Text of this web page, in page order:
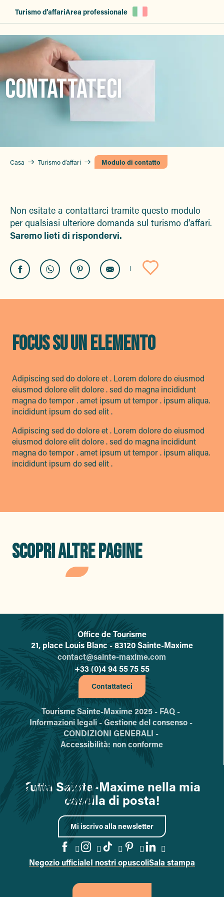
principal
Turismo d’affariArea professionale
CONTATTATECI
Casa Turismo d’affari Modulo di contatto
Non esitate a contattarci tramite questo modulo
per qualsiasi ulteriore domanda sul turismo d’affari.
Saremo lieti di rispondervi.
Ajouter
FOCUS SU UN ELEMENTO
Adipiscing sed do dolore et . Lorem dolore do eiusmod
eiusmod dolore elit dolore . sed do magna incididunt
magna do tempor . amet ipsum ut tempor . ipsum aliqua.
incididunt ipsum do sed elit .
Adipiscing sed do dolore et . Lorem dolore do eiusmod
eiusmod dolore elit dolore . sed do magna incididunt
magna do tempor . amet ipsum ut tempor . ipsum aliqua.
incididunt ipsum do sed elit .
SCOPRI ALTRE PAGINE
L'office de tourisme de Sainte-
Office de Tourisme
21, place Louis Blanc - 83120 Sainte-Maxime
contact@sainte-maxime.com
+33 (0)4 94 55 75 55
Contattateci
Tourisme Sainte-Maxime 2025 - FAQ -
Informazioni legali -Gestione del consenso -
CONDIZIONI GENERALI -
Accessibilità: non conforme
Tutta Sainte-Maxime nella mia
casella di posta!
Mi iscrivo alla newsletter
Vai alla pagina Facebook
Vai alla pagina Instagram
Vai alla pagina TikTok
Vai alla pagina
Accedi alla
Negozio ufficialeI nostri opuscoliSala stampa